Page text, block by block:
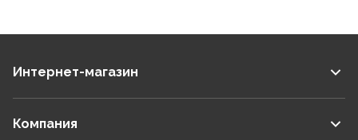
Интернет-магазин
Компания